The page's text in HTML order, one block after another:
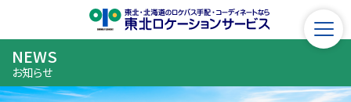
NEWS
お知らせ